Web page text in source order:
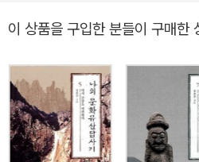
관객》, 답사기로 《나의 문화유산 답사
등이 있다. 간행물윤리위 출판저작상
003) 등을 수상했다.
물이 발견된 부분은 서술을 추가하고
다. 권말부록에 실린 1박2일 코스의 답
사여행을 하는 데 매우 유용한 가이드
진진한 우리 문화의 이야기 『나의 문
열풍을 경험했던 세대에는 당시의 열
이후의 세대들에게는 우리 국토와 문
이 상품을 구입한 분들이 구매한